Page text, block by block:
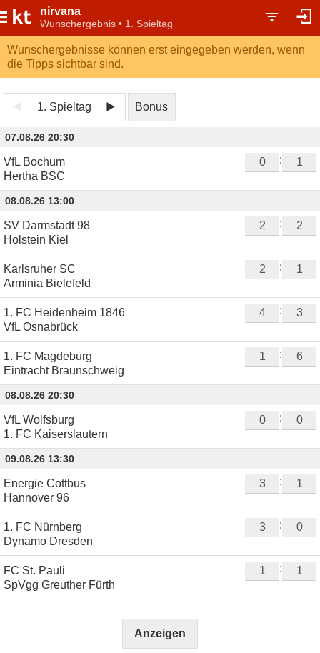
nirvana
Wunschergebnis • 1. Spieltag
Wunschergebnisse können erst eingegeben werden, wenn
die Tipps sichtbar sind.
1. Spieltag Bonus
07.08.26 20:30
VfL Bochum
Hertha BSC
:
08.08.26 13:00
SV Darmstadt 98
Holstein Kiel
:
Karlsruher SC
Arminia Bielefeld
:
1. FC Heidenheim 1846
VfL Osnabrück
:
1. FC Magdeburg
Eintracht Braunschweig
:
08.08.26 20:30
VfL Wolfsburg
1. FC Kaiserslautern
:
09.08.26 13:30
Energie Cottbus
Hannover 96
:
1. FC Nürnberg
Dynamo Dresden
:
FC St. Pauli
SpVgg Greuther Fürth
:
Anzeigen